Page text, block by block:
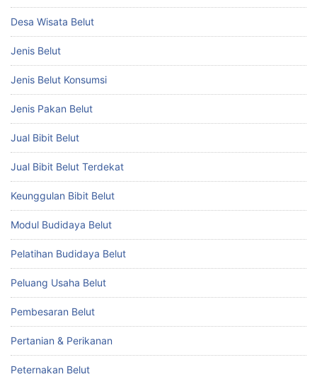
Desa Wisata Belut
Jenis Belut
Jenis Belut Konsumsi
Jenis Pakan Belut
Jual Bibit Belut
Jual Bibit Belut Terdekat
Keunggulan Bibit Belut
Modul Budidaya Belut
Pelatihan Budidaya Belut
Peluang Usaha Belut
Pembesaran Belut
Pertanian & Perikanan
Peternakan Belut